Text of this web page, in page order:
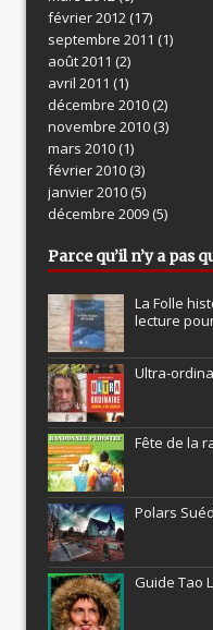
février 2012(17)
septembre 2011 (1)
août 2011 (2)
avril 2011 (1)
décembre 2010(2)
novembre 2010(3)
mars 2010(1)
février 2010(3)
janvier 2010(5)
décembre 2009(5)
Parce qu’il n’y a pas
La Folle
lecture
Ultra-
Fête de la
Polars
Guide Tao